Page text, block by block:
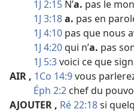
1J 2:15 N’a. pas le
1J 3:18a. pas en
1J 4:10 pas que nous
1J 4:20qui n’a. pas
1J 5:3voici ce que
AIR , 1Co 14:9vous
Éph 2:2 chef du
AJOUTER , Ré 22:18si